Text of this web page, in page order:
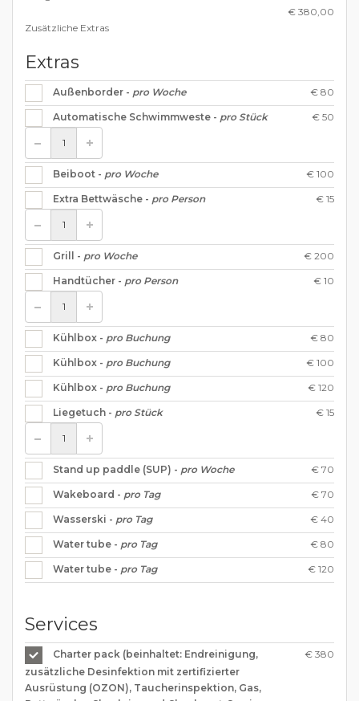
€ 380,00
Zusätzliche Extras
Extras
Außenborder - pro Woche € 80
Automatische Schwimmweste - pro Stück € 50
Beiboot - pro Woche € 100
Extra Bettwäsche - pro Person € 15
Grill - pro Woche € 200
Handtücher - pro Person € 10
Kühlbox - pro Buchung € 80
Kühlbox - pro Buchung € 100
Kühlbox - pro Buchung € 120
Liegetuch - pro Stück € 15
Stand up paddle (SUP) - pro Woche € 70
Wakeboard - pro Tag € 70
Wasserski - pro Tag € 40
Water tube - pro Tag € 80
Water tube - pro Tag € 120
Services
Charter pack (beinhaltet: Endreinigung,
zusätzliche Desinfektion mit zertifizierter
Ausrüstung (OZON), Taucherinspektion, Gas,
€ 380